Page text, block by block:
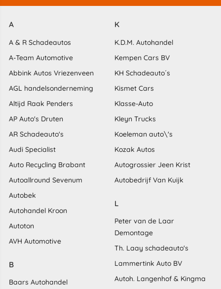
A
A & R Schadeautos
A-Team Automotive
Abbink Autos Vriezenveen
AGL handelsonderneming
Altijd Raak Penders
AP Auto's Druten
AR Schadeauto's
Audi Specialist
Auto Recycling Brabant
Autoallround Sevenum
Autobek
Autohandel Kroon
Autoton
AVH Automotive
B
Baars Autohandel
K
K.D.M. Autohandel
Kempen Cars BV
KH Schadeauto´s
Kismet Cars
Klasse-Auto
Kleyn Trucks
Koeleman auto\'s
Kozak Autos
Autogrossier Jeen Krist
Autobedrijf Van Kuijk
L
Peter van de Laar
Demontage
Th. Laay schadeauto's
Lammertink Auto BV
Autoh. Langenhof & Kingma